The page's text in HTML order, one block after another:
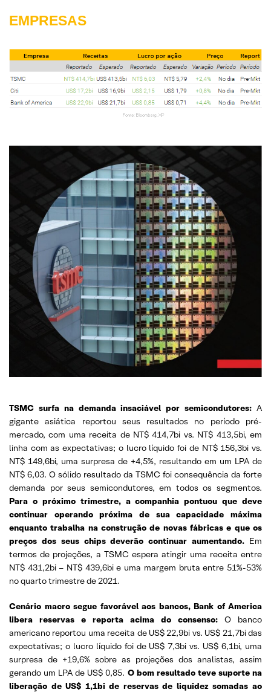
EMPRESAS
TSMC surfa na demanda insaciável por semicondutores: A
gigante asiática reportou seus resultados no período pré-
mercado, com uma receita de NT$ 414,7bi vs. NT$ 413,5bi, em
linha com as expectativas; o lucro líquido foi de NT$ 156,3bi vs.
NT$ 149,6bi, uma surpresa de +4,5%, resultando em um LPA de
NT$ 6,03. O sólido resultado da TSMC foi consequência da forte
demanda por seus semicondutores, em todos os segmentos.
Para o próximo trimestre, a companhia pontuou que deve
continuar operando próxima de sua capacidade máxima
enquanto trabalha na construção de novas fábricas e que os
preços dos seus chips deverão continuar aumentando. Em
termos de projeções, a TSMC espera atingir uma receita entre
NT$ 431,2bi – NT$ 439,6bi e uma margem bruta entre 51%-53%
no quarto trimestre de 2021.
Cenário macro segue favorável aos bancos, Bank of America
libera reservas e reporta acima do consenso: O banco
americano reportou uma receita de US$ 22,9bi vs. US$ 21,7bi das
expectativas; o lucro líquido foi de US$ 7,3bi vs. US$ 6,1bi, uma
surpresa de +19,6% sobre as projeções dos analistas, assim
gerando um LPA de US$ 0,85. O bom resultado teve suporte na
liberação de US$ 1,1bi de reservas de liquidez somadas ao